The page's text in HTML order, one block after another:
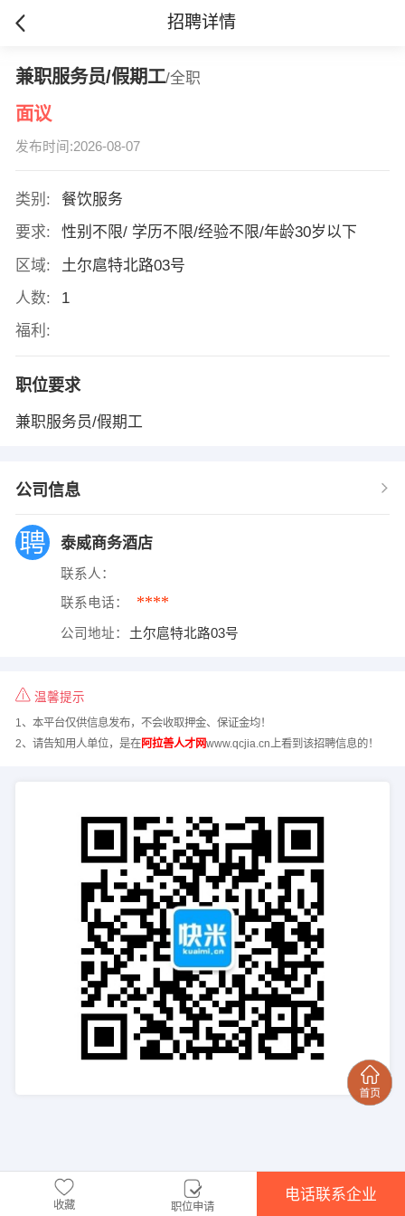
招聘详情
兼职服务员/假期工/全职
面议
发布时间:2026-08-07
类别:
餐饮服务
要求:
性别不限/ 学历不限/经验不限/年龄30岁以下
区域:
土尔扈特北路03号
人数:
1
福利:
职位要求
兼职服务员/假期工
公司信息
泰威商务酒店
联系人：
联系电话： ****
公司地址： 土尔扈特北路03号
温馨提示
1、本平台仅供信息发布，不会收取押金、保证金均！
2、请告知用人单位，是在阿拉善人才网www.qcjia.cn上看到该招聘信息的！
收藏 职位申请
电话联系企业